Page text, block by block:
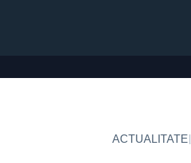
ACTUALITATE|